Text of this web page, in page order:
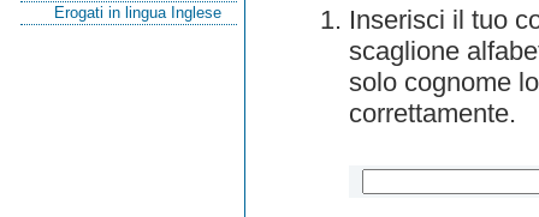
Erogati in lingua Inglese
Inserisci il tuo
scaglione
solo cognome
correttamente.